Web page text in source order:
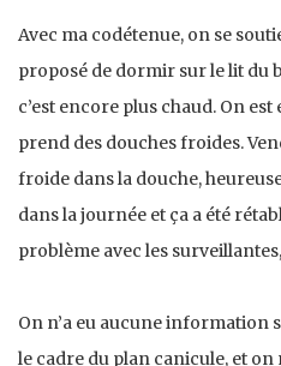
Avec ma codétenue, on se
proposé de dormir sur le lit du
c’est encore plus chaud. On
prend des douches froides.
froide dans la douche,
dans la journée et ça a été
problème avec les
On n’a eu aucune information
le cadre du plan canicule, et